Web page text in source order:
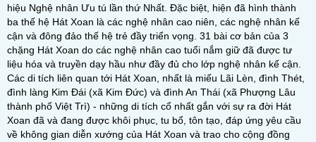
hiệu Nghệ nhân Ưu tú lần thứ Nhất. Đặc biệt, hiện đã hình thành
ba thế hệ Hát Xoan là các nghệ nhân cao niên, các nghệ nhân kế
cận và đông đảo thế hệ trẻ đầy triển vọng. 31 bài cơ bản của 3
chặng Hát Xoan do các nghệ nhân cao tuổi nắm giữ đã được tư
liệu hóa và truyền dạy hầu như đầy đủ cho lớp nghệ nhân kế cận.
Các di tích liên quan tới Hát Xoan, nhất là miếu Lãi Lèn, đình Thét,
đình làng Kim Đái (xã Kim Đức) và đình An Thái (xã Phượng Lâu
thành phố Việt Trì) - những di tích cổ nhất gắn với sự ra đời Hát
Xoan đã và đang được khôi phục, tu bổ, tôn tạo, đáp ứng yêu cầu
về không gian diễn xướng của Hát Xoan và trao cho cộng đồng